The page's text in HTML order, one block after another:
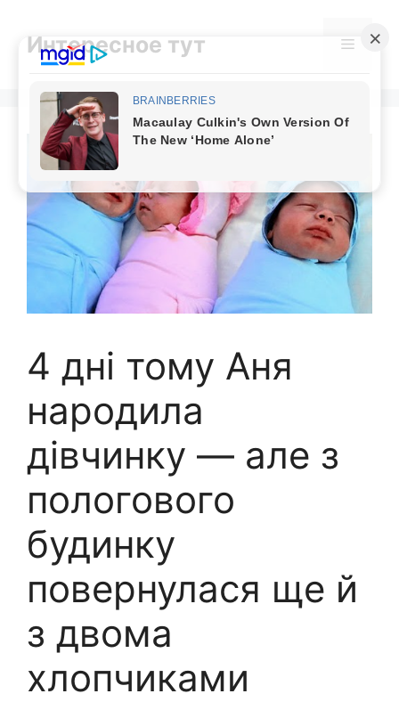
contentИнтересное тут Menu
4 дні тому Аня
народила
дівчинку — але з
пологового
будинку
повернулася ще й
з двома
хлопчиками